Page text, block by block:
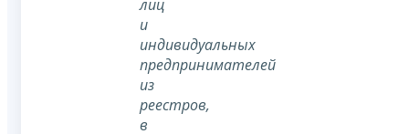
лиц
и
индивидуальных
предпринимателей
из
реестров,
в